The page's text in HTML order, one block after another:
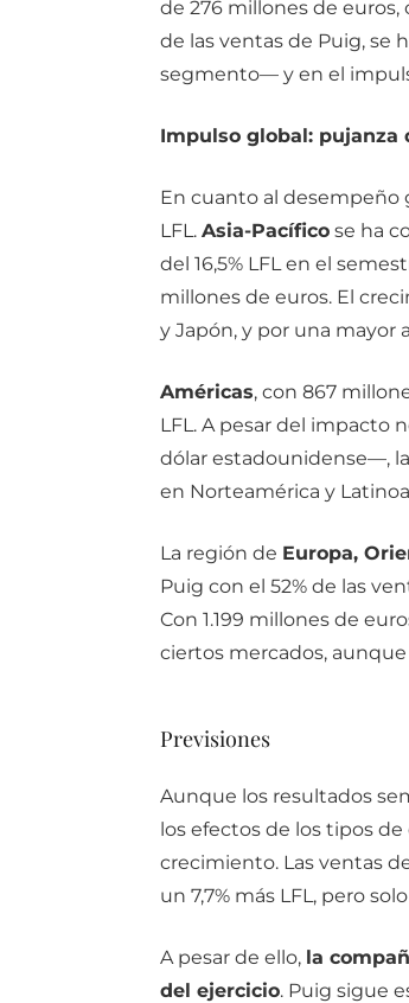
de 276 millones de euros,
de las ventas de Puig, se
segmento— y en el
Impulso global: pujanza
En cuanto al desempeño
LFL. Asia-Pacíficose ha
del 16,5% LFL en el
millones de euros. El
y Japón, y por una mayor
Américas, con 867
LFL. A pesar del
dólar estadounidense—,
en Norteamérica y
La región de Europa,
Puig con el 52% de las
Con 1.199 millones de
ciertos mercados,
Previsiones
Aunque los resultados
los efectos de los tipos
crecimiento. Las ventas
un 7,7% más LFL, pero
A pesar de ello, la
del ejercicio. Puig sigue